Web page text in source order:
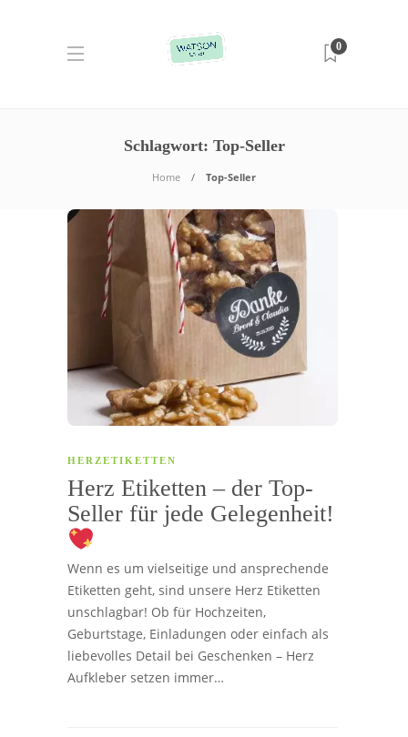
0
Schlagwort: Top-Seller
Home Top-Seller
HERZETIKETTEN
Herz Etiketten – der Top-
Seller für jede Gelegenheit!
Wenn es um vielseitige und ansprechende
Etiketten geht, sind unsere Herz Etiketten
unschlagbar! Ob für Hochzeiten,
Geburtstage, Einladungen oder einfach als
liebevolles Detail bei Geschenken – Herz
Aufkleber setzen immer…